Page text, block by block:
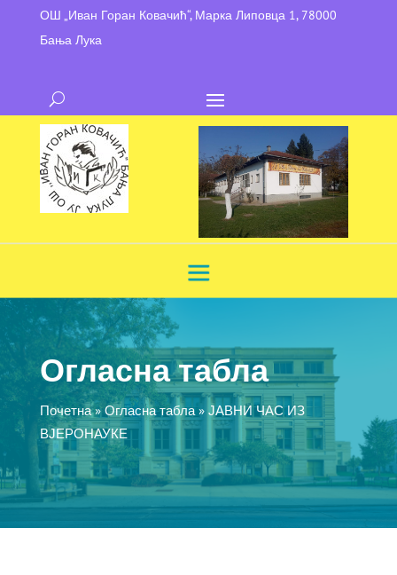
ОШ „Иван Горан Ковачић“, Марка Липовца 1, 78000
Бања Лука
Огласна табла
Почетна»Огласна табла» ЈАВНИ ЧАС ИЗ
ВЈЕРОНАУКЕ